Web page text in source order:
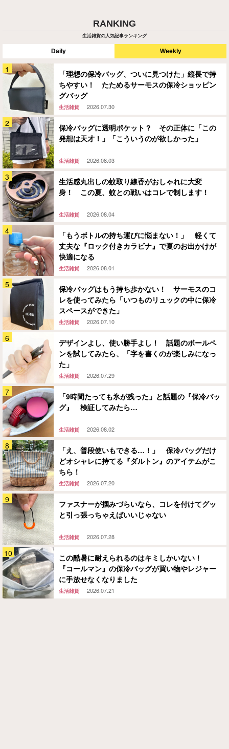
RANKING
生活雑貨の人気記事ランキング
Daily Weekly
「理想の保冷バッグ、ついに見つけた」縦長で持
ちやすい！ たためるサーモスの保冷ショッピン
グバッグ
生活雑貨 2026.07.30
保冷バッグに透明ポケット？ その正体に「この
発想は天才！」「こういうのが欲しかった」
生活雑貨 2026.08.03
生活感丸出しの蚊取り線香がおしゃれに大変
身！ この夏、蚊との戦いはコレで制します！
生活雑貨 2026.08.04
「もうボトルの持ち運びに悩まない！」 軽くて
丈夫な『ロック付きカラビナ』で夏のお出かけが
快適になる
生活雑貨 2026.08.01
保冷バッグはもう持ち歩かない！ サーモスのコ
レを使ってみたら「いつものリュックの中に保冷
スペースができた」
生活雑貨 2026.07.10
デザインよし、使い勝手よし！ 話題のボールペ
ンを試してみたら、「字を書くのが楽しみになっ
た」
生活雑貨 2026.07.29
「9時間たっても氷が残った」と話題の『保冷バッ
グ』 検証してみたら…
生活雑貨 2026.08.02
「え、普段使いもできる…！」 保冷バッグだけ
どオシャレに持てる『ダルトン』のアイテムがこ
ちら！
生活雑貨 2026.07.20
ファスナーが掴みづらいなら、コレを付けてグッ
と引っ張っちゃえばいいじゃない
生活雑貨 2026.07.28
この酷暑に耐えられるのはキミしかいない！
『コールマン』の保冷バッグが買い物やレジャー
に手放せなくなりました
生活雑貨 2026.07.21